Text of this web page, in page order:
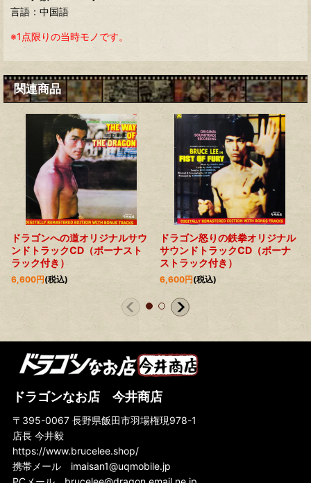
言語：中国語
※1点限りの当時モノです。
関連商品
ドラゴンへの道オリジナルサウ
ンドトラックCD（ボーナスト
ラック付き）
6,600円(税込)
ドラゴン怒りの鉄拳オリジナル
サウンドトラックCD（ボーナ
ストラック付き）
6,600円(税込)
ドラゴンなお店 今井商店
〒395-0067 長野県飯田市羽場権現978-1
店長 今井毅
https://www.brucelee.shop/
携帯メール imaisan1@uqmobile.jp